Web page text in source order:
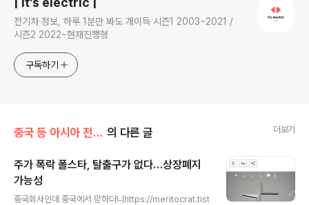
전기차 정보, 하루 1분만 봐도 개이득 시즌1 2003~2021 /
시즌2 2022~현재진행형
구독하기
중국 등 아시아 전기차 의 다른 글 더보기
주가 폭락 폴스타, 탈출구가 없다…상장폐지
가능성
중국회사인데 중국에서 망하더니https://meritocrat.tist